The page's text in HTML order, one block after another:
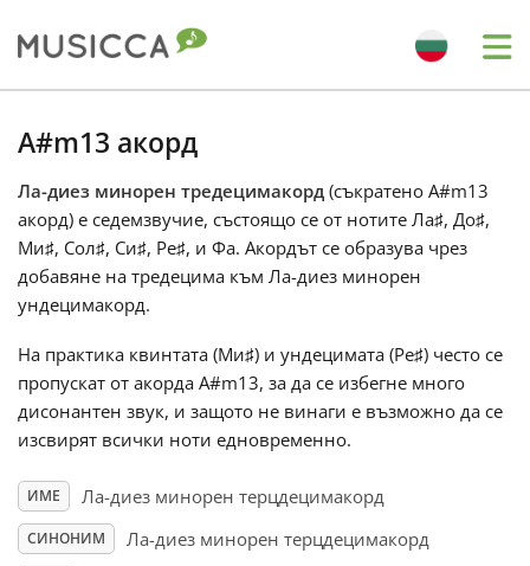
Български
Dansk
Deutsch
Español
A#m13 акорд
Ла-диез минорен тредецимакорд (съкратено A#m13
акорд) е седемзвучие, състоящо се от нотите Ла♯, До♯,
Ми♯, Сол♯, Си♯, Ре♯, и Фа. Акордът се образува чрез
добавяне на тредецима към Ла-диез минорен
ундецимакорд.
На практика квинтата (Ми♯) и ундецимата (Ре♯) често се
пропускат от акорда A#m13, за да се избегне много
дисонантен звук, и защото не винаги е възможно да се
изсвирят всички ноти едновременно.
ИМЕ Ла-диез минорен терцдецимакорд
СИНОНИМ Ла-диез минорен терцдецимакорд